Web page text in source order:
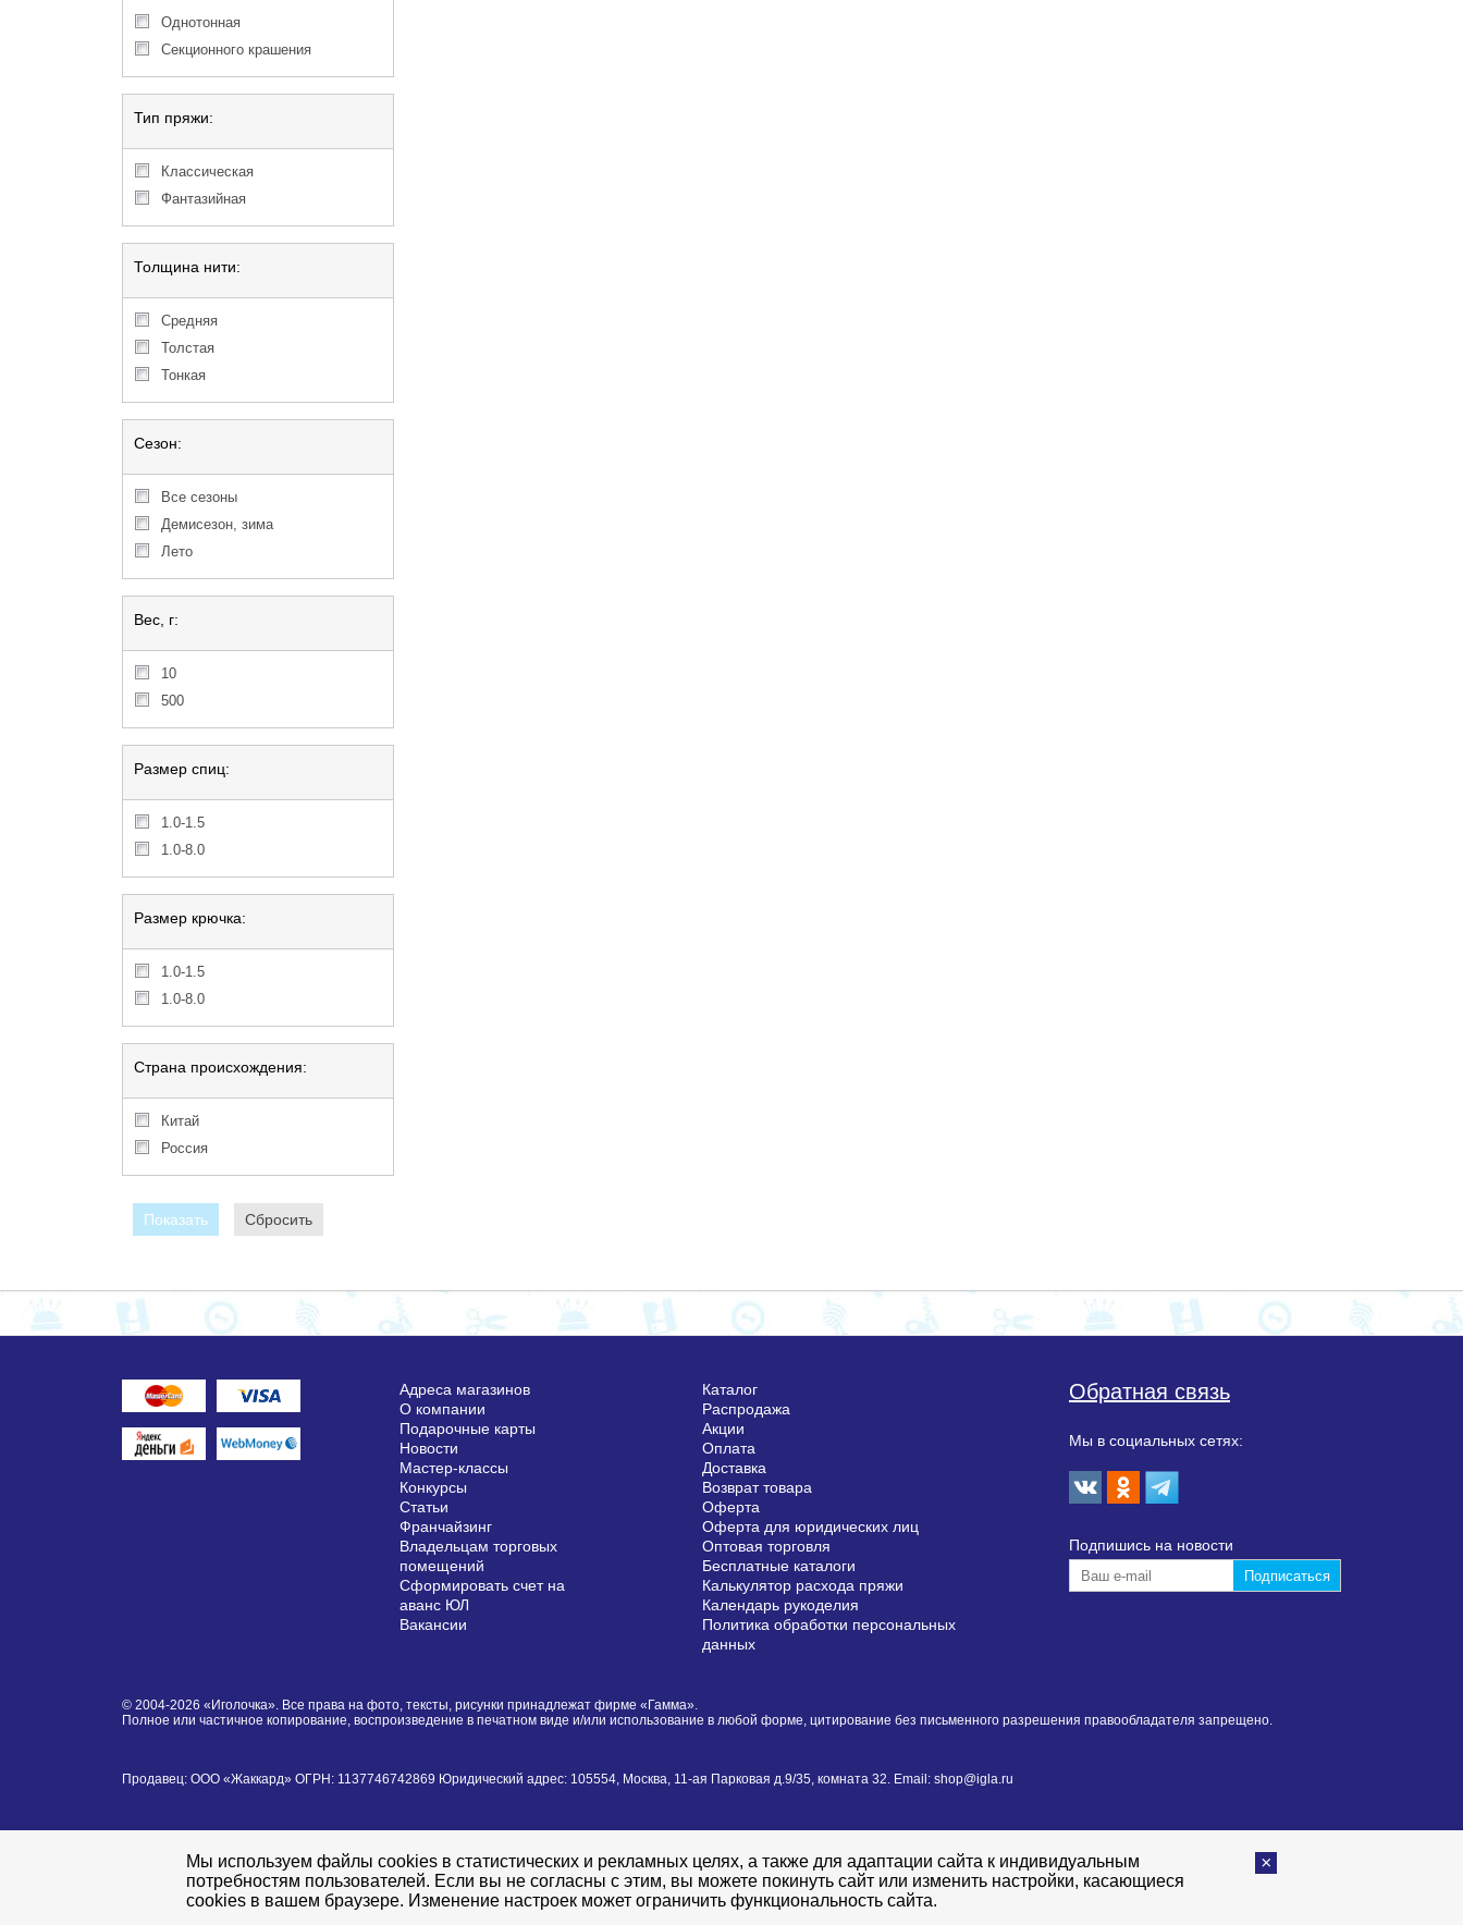
однотонная
секционного крашения
Тип пряжи:
классическая
фантазийная
Толщина нити:
средняя
толстая
тонкая
Сезон:
Все сезоны
Демисезон, зима
Лето
Вес, г:
10
500
Размер спиц:
1.0-1.5
1.0-8.0
Размер крючка:
1.0-1.5
1.0-8.0
Страна происхождения:
Китай
Россия
Показать Сбросить
Адреса магазинов
О компании
Подарочные карты
Новости
Мастер-классы
Конкурсы
Статьи
Франчайзинг
Владельцам торговых
помещений
Сформировать счет на
аванс ЮЛ
Вакансии
Каталог
Распродажа
Акции
Оплата
Доставка
Возврат товара
Оферта
Оферта для юридических лиц
Оптовая торговля
Бесплатные каталоги
Калькулятор расхода пряжи
Календарь рукоделия
Политика обработки персональных
данных
Обратная связь
Мы в социальных сетях:
Подпишиcь на новости
© 2004-2026 «Иголочка». Все права на фото, тексты, рисунки принадлежат фирме «Гамма».
Полное или частичное копирование, воспроизведение в печатном виде и/или использование в любой форме, цитирование без письменного разрешения правообладателя запрещено.
Продавец: ООО «Жаккард» ОГРН: 1137746742869 Юридический адрес: 105554, Москва, 11-ая Парковая д.9/35, комната 32. Email: shop@igla.ru
Мы используем файлы cookies в статистических и рекламных целях, а также для адаптации сайта к индивидуальным
потребностям пользователей. Если вы не согласны с этим, вы можете покинуть сайт или изменить настройки, касающиеся
cookies в вашем браузере. Изменение настроек может ограничить функциональность сайта.